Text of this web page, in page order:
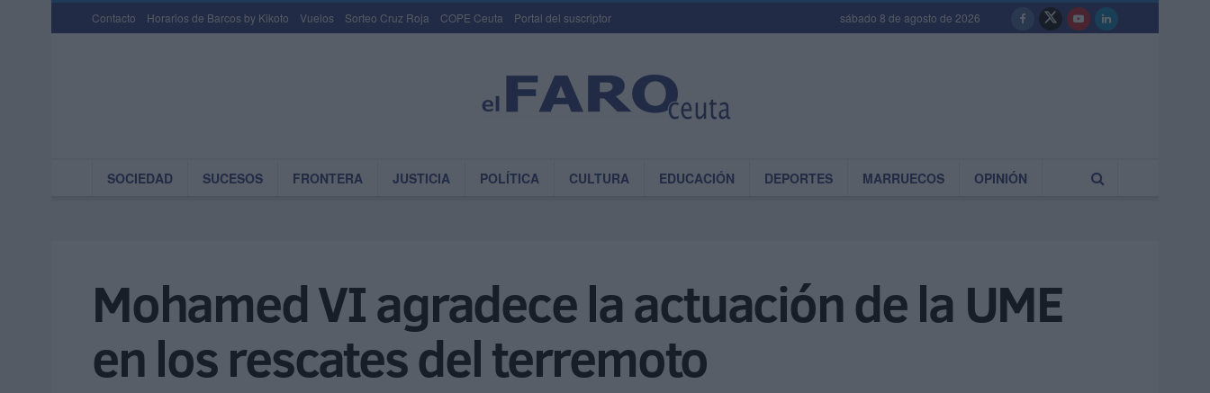
Contacto Horarios de Barcos by Kikoto Vuelos Sorteo Cruz Roja COPE Ceuta Portal del suscriptor sábado 8 de agosto de 2026
SOCIEDAD SUCESOS FRONTERA JUSTICIA POLÍTICA CULTURA EDUCACIÓN DEPORTES MARRUECOS OPINIÓN
Mohamed VI agradece la actuación de la UME
en los rescates del terremoto